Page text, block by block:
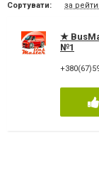
Сортувати: за
★
№1